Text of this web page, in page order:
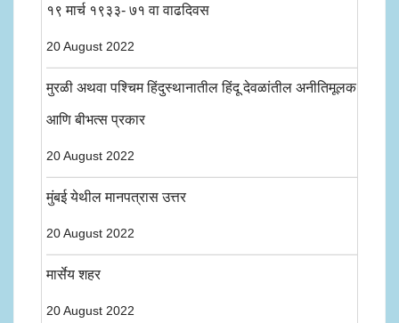
१९ मार्च १९३३- ७१ वा वाढदिवस
20 August 2022
मुरळी अथवा पश्चिम हिंदुस्थानातील हिंदू देवळांतील अनीतिमूलक
आणि बीभत्स प्रकार
20 August 2022
मुंबई येथील मानपत्रास उत्तर
20 August 2022
मार्सेय शहर
20 August 2022